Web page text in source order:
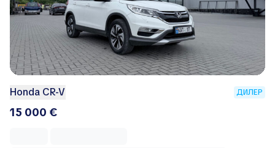
Honda CR-V ДИЛЕР
15 000 €